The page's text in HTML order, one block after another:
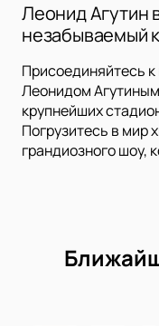
Леонид Агутин
незабываемый
Присоединяйтесь
Леонидом
крупнейших
Погрузитесь в мир
грандиозного шоу,